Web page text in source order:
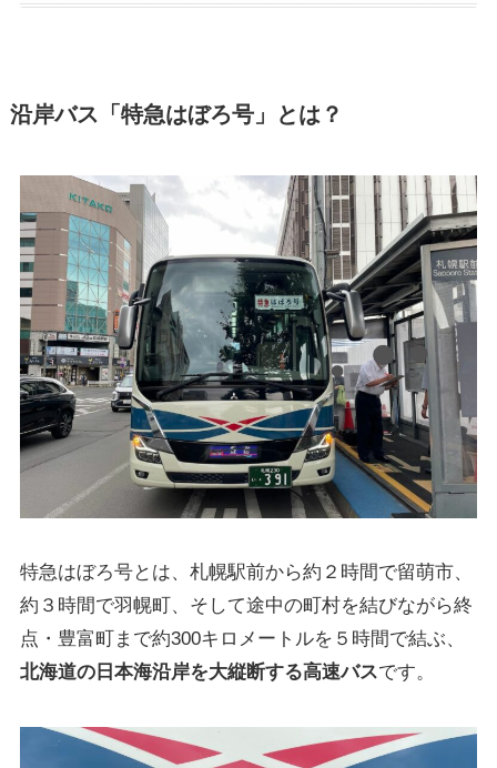
沿岸バス「特急はぼろ号」とは？
特急はぼろ号とは、札幌駅前から約２時間で留萌市、
約３時間で羽幌町、そして途中の町村を結びながら終
点・豊富町まで約300キロメートルを５時間で結ぶ、
北海道の日本海沿岸を大縦断する高速バスです。